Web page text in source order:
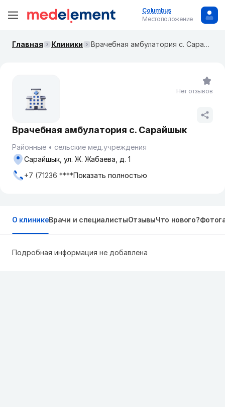
Columbus
Местоположение
Главная Клиники Врачебная амбулатория с. Сарайшык
Врачебная амбулатория с. Сарайшык
Районные
сельские мед.учреждения
Сарайшык, ул. Ж. Жабаева, д. 1
+7 (71236 ****Показать полностью
Нет отзывов
О клиникеВрачи и специалистыОтзывыЧто нового?
Подробная информация не добавлена